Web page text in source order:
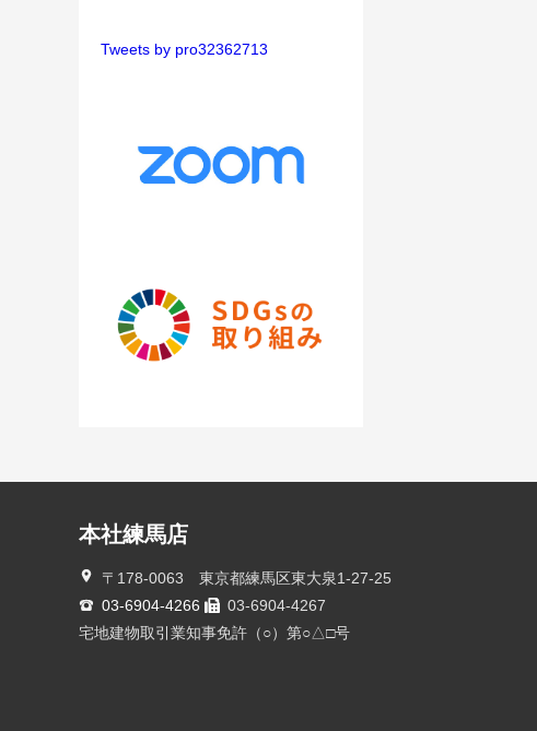
Tweets by pro32362713
本社練馬店
〒178-0063 東京都練馬区東大泉1-27-25
03-6904-4266
03-6904-4267
宅地建物取引業知事免許（○）第○△□号